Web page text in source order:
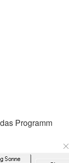
Programm